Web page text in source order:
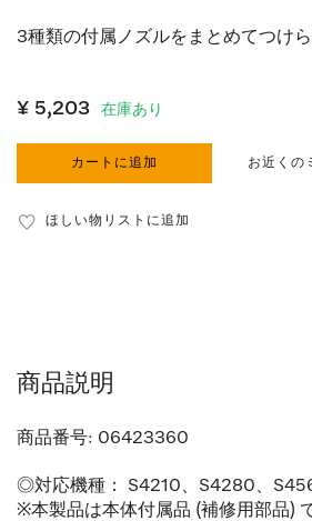
3種類の付属ノズルをまとめてつけ
¥ 5,203 在庫あり
カートに追加 お近くの
ほしい物リストに追加
商品説明
商品番号: 06423360
◎対応機種： S4210、S4280、
※本製品は本体付属品 (補修用部品)